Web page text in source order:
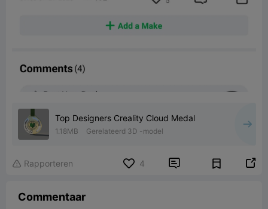
Top Designers Creality Cloud Medal
1.18MB Gerelateerd 3D -model
 Rapporteren 4  
Commentaar